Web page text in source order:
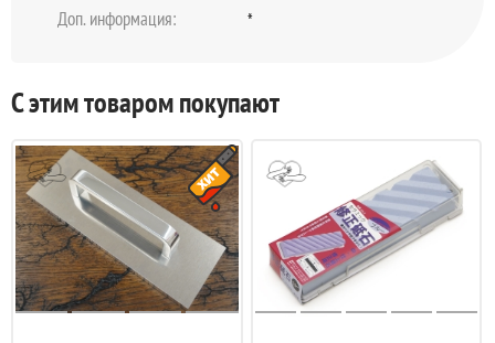
Доп. информация: *
С этим товаром покупают